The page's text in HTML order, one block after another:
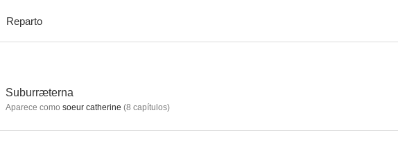
--
Reparto
Suburræterna
Aparece como soeur catherine (8 capítulos)